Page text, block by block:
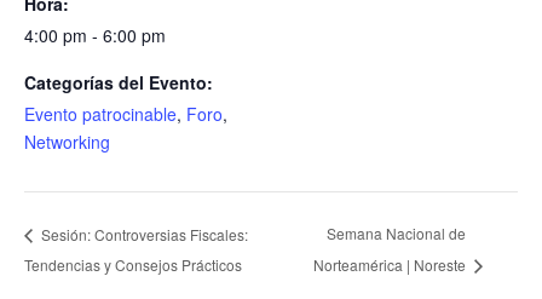
4:00 pm - 6:00 pm
Categorías del Evento:
Evento patrocinable, Foro,
Networking
Sesión: Controversias Fiscales:
Tendencias y Consejos Prácticos
Semana Nacional de
Norteamérica | Noreste